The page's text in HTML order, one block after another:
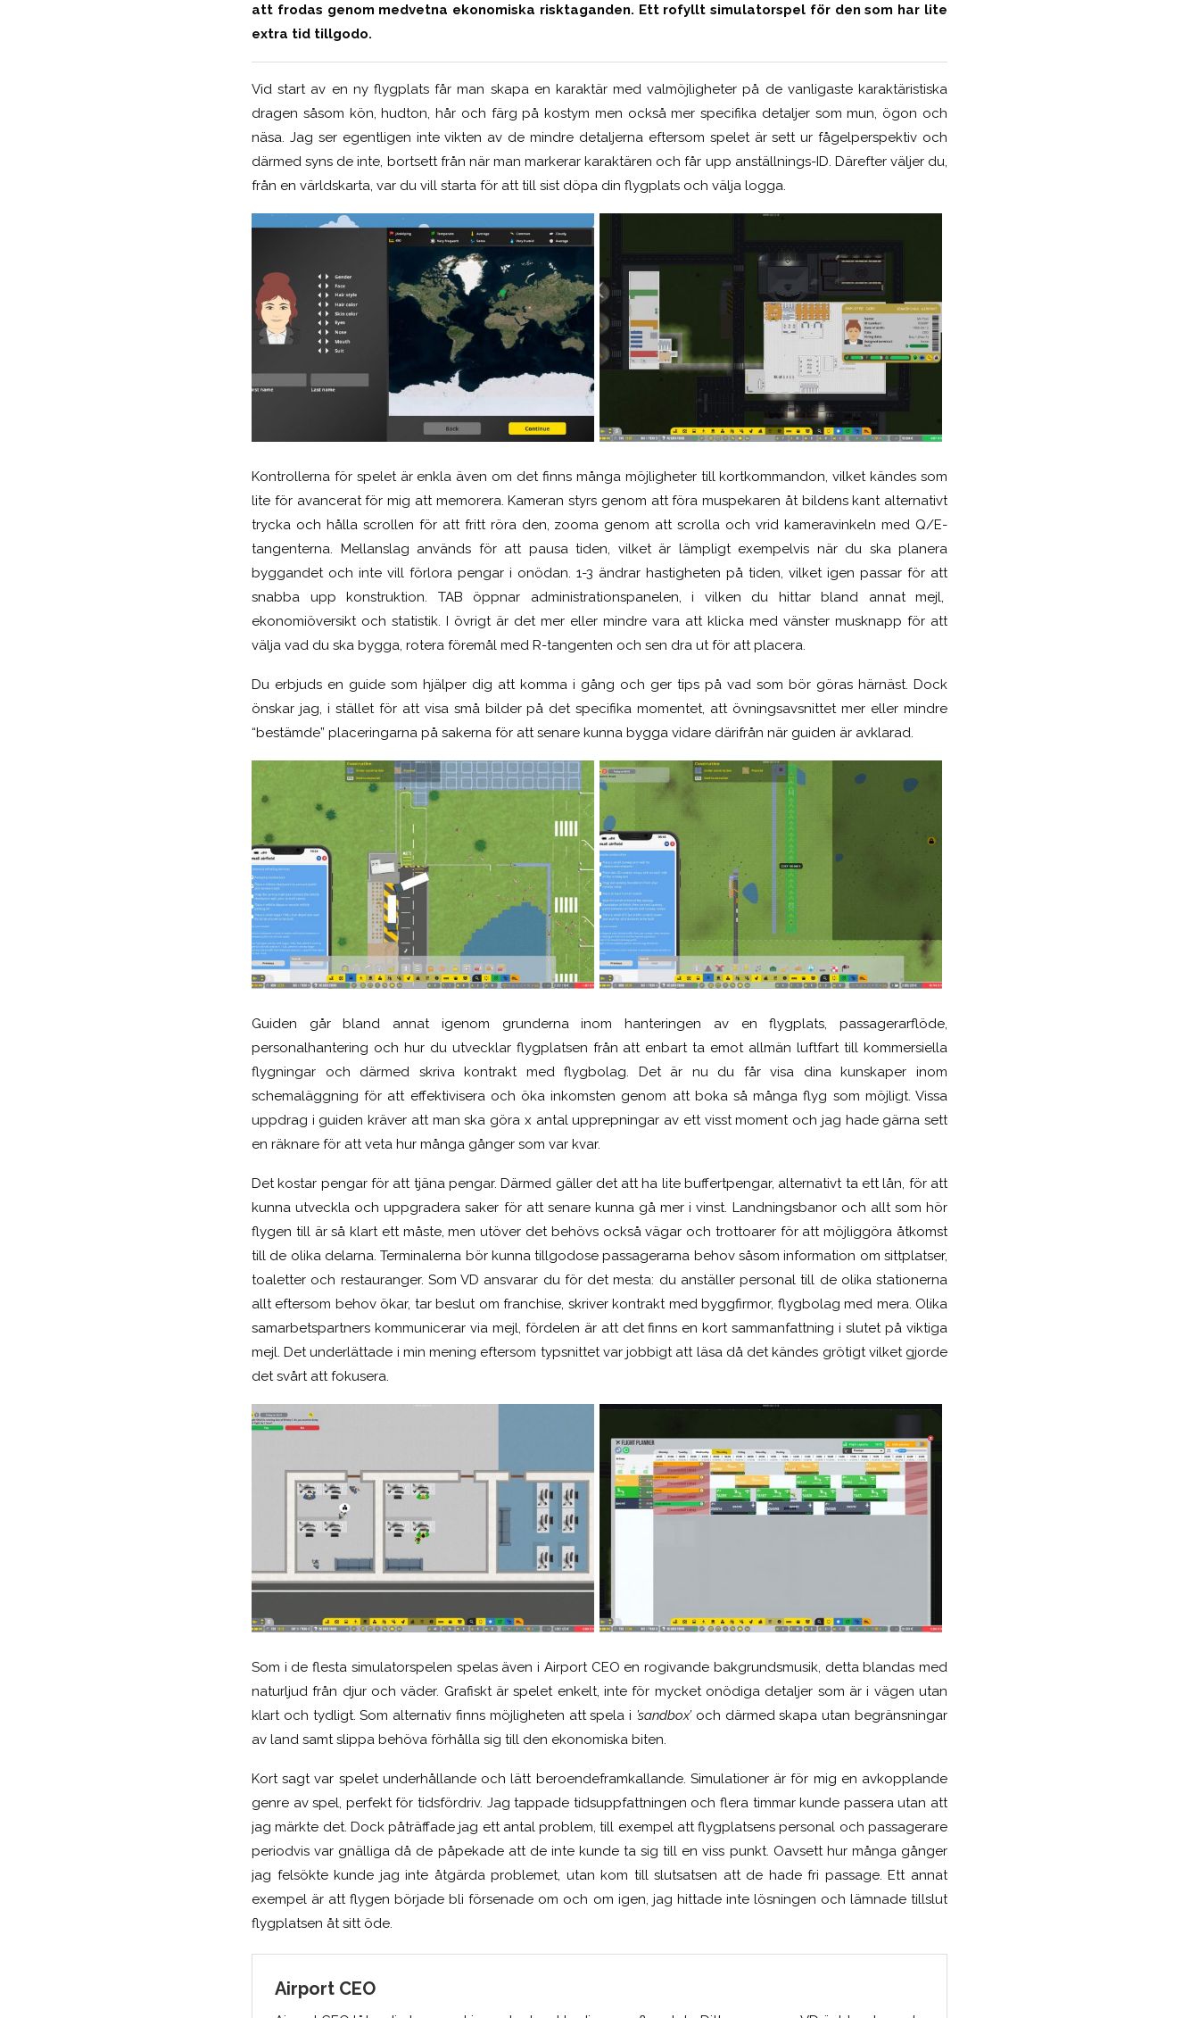
att frodas genom medvetna ekonomiska risktaganden. Ett rofyllt simulatorspel för den som har lite
extra tid tillgodo.
Vid start av en ny flygplats får man skapa en karaktär med valmöjligheter på de vanligaste karaktäristiska
dragen såsom kön, hudton, hår och färg på kostym men också mer specifika detaljer som mun, ögon och
näsa. Jag ser egentligen inte vikten av de mindre detaljerna eftersom spelet är sett ur fågelperspektiv och
därmed syns de inte, bortsett från när man markerar karaktären och får upp anställnings-ID. Därefter väljer du,
från en världskarta, var du vill starta för att till sist döpa din flygplats och välja logga.
Kontrollerna för spelet är enkla även om det finns många möjligheter till kortkommandon, vilket kändes som
lite för avancerat för mig att memorera. Kameran styrs genom att föra muspekaren åt bildens kant alternativt
trycka och hålla scrollen för att fritt röra den, zooma genom att scrolla och vrid kameravinkeln med Q/E-
tangenterna. Mellanslag används för att pausa tiden, vilket är lämpligt exempelvis när du ska planera
byggandet och inte vill förlora pengar i onödan. 1-3 ändrar hastigheten på tiden, vilket igen passar för att
snabba upp konstruktion. TAB öppnar administrationspanelen, i vilken du hittar bland annat mejl,
ekonomiöversikt och statistik. I övrigt är det mer eller mindre vara att klicka med vänster musknapp för att
välja vad du ska bygga, rotera föremål med R-tangenten och sen dra ut för att placera.
Du erbjuds en guide som hjälper dig att komma i gång och ger tips på vad som bör göras härnäst. Dock
önskar jag, i stället för att visa små bilder på det specifika momentet, att övningsavsnittet mer eller mindre
“bestämde” placeringarna på sakerna för att senare kunna bygga vidare därifrån när guiden är avklarad.
Guiden går bland annat igenom grunderna inom hanteringen av en flygplats, passagerarflöde,
personalhantering och hur du utvecklar flygplatsen från att enbart ta emot allmän luftfart till kommersiella
flygningar och därmed skriva kontrakt med flygbolag. Det är nu du får visa dina kunskaper inom
schemaläggning för att effektivisera och öka inkomsten genom att boka så många flyg som möjligt. Vissa
uppdrag i guiden kräver att man ska göra x antal upprepningar av ett visst moment och jag hade gärna sett
en räknare för att veta hur många gånger som var kvar.
Det kostar pengar för att tjäna pengar. Därmed gäller det att ha lite buffertpengar, alternativt ta ett lån, för att
kunna utveckla och uppgradera saker för att senare kunna gå mer i vinst. Landningsbanor och allt som hör
flygen till är så klart ett måste, men utöver det behövs också vägar och trottoarer för att möjliggöra åtkomst
till de olika delarna. Terminalerna bör kunna tillgodose passagerarna behov såsom information om sittplatser,
toaletter och restauranger. Som VD ansvarar du för det mesta: du anställer personal till de olika stationerna
allt eftersom behov ökar, tar beslut om franchise, skriver kontrakt med byggfirmor, flygbolag med mera. Olika
samarbetspartners kommunicerar via mejl, fördelen är att det finns en kort sammanfattning i slutet på viktiga
mejl. Det underlättade i min mening eftersom typsnittet var jobbigt att läsa då det kändes grötigt vilket gjorde
det svårt att fokusera.
Som i de flesta simulatorspelen spelas även i Airport CEO en rogivande bakgrundsmusik, detta blandas med
naturljud från djur och väder. Grafiskt är spelet enkelt, inte för mycket onödiga detaljer som är i vägen utan
klart och tydligt. Som alternativ finns möjligheten att spela i ’sandbox’ och därmed skapa utan begränsningar
av land samt slippa behöva förhålla sig till den ekonomiska biten.
Kort sagt var spelet underhållande och lätt beroendeframkallande. Simulationer är för mig en avkopplande
genre av spel, perfekt för tidsfördriv. Jag tappade tidsuppfattningen och flera timmar kunde passera utan att
jag märkte det. Dock påträffade jag ett antal problem, till exempel att flygplatsens personal och passagerare
periodvis var gnälliga då de påpekade att de inte kunde ta sig till en viss punkt. Oavsett hur många gånger
jag felsökte kunde jag inte åtgärda problemet, utan kom till slutsatsen att de hade fri passage. Ett annat
exempel är att flygen började bli försenade om och om igen, jag hittade inte lösningen och lämnade tillslut
flygplatsen åt sitt öde.
Airport CEO